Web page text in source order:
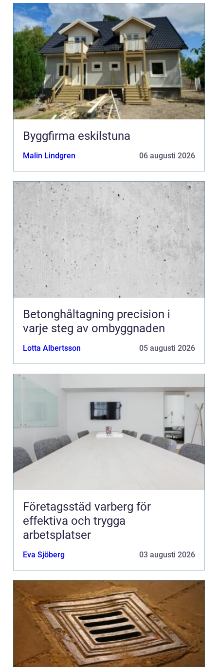
Byggfirma eskilstuna
Malin Lindgren 06 augusti 2026
Betonghåltagning precision i
varje steg av ombyggnaden
Lotta Albertsson 05 augusti 2026
Företagsstäd varberg för
effektiva och trygga
arbetsplatser
Eva Sjöberg 03 augusti 2026